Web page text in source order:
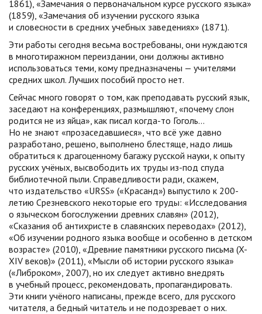
1861), «Замечания о первоначальном курсе русского языка»
(1859), «Замечания об изучении русского языка
и словесности в средних учебных заведениях» (1871).
Эти работы сегодня весьма востребованы, они нуждаются
в многотиражном переиздании, они должны активно
использоваться теми, кому предназначены — учителями
средних школ. Лучших пособий просто нет.
Сейчас много говорят о том, как преподавать русский язык,
заседают на конференциях, размышляют, «почему слон
родится не из яйца», как писал когда-то Гоголь…
Но не знают «прозаседавшиеся», что всё уже давно
разработано, решено, выполнено блестяще, надо лишь
обратиться к драгоценному багажу русской науки, к опыту
русских учёных, высвободить их труды из-под спуда
библиотечной пыли. Справедливости ради, скажем,
что издательство «URSS» («Красанд») выпустило к 200-
летию Срезневского некоторые его труды: «Исследования
о языческом богослужении древних славян» (2012),
«Сказания об антихристе в славянских переводах» (2012),
«Об изучении родного языка вообще и особенно в детском
возрасте» (2010), «Древние памятники русского письма (X-
XIV веков)» (2011), «Мысли об истории русского языка»
(«Либроком», 2007), но их следует активно внедрять
в учебный процесс, рекомендовать, пропагандировать.
Эти книги учёного написаны, прежде всего, для русского
читателя, а бедный читатель и не подозревает о них.